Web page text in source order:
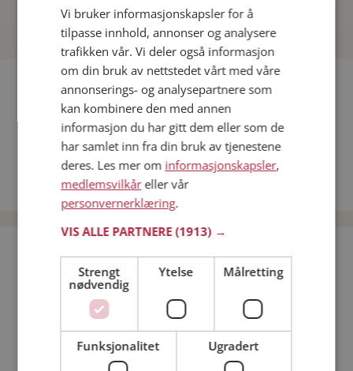
Fler single
Flere singlekvinner fra Sør-Odal :Lisalisa,Calmi, Landlig0
Menn fra Sør-Odal
Date kvinner i Norge
Date menn i Norge
Bli medlem gratis!
Jeg er en: Mann Kvinne
Min alder:
Vi bruker informasjonskapsler for å
tilpasse innhold, annonser og analysere
trafikken vår. Vi deler også informasjon
om din bruk av nettstedet vårt med våre
annonserings- og analysepartnere som
kan kombinere den med annen
informasjon du har gitt dem eller som de
har samlet inn fra din bruk av tjenestene
deres. Les mer om informasjonskapsler,
medlemsvilkåreller vår
personvernerklæring.
VIS ALLE PARTNERE(1913) →
Strengt
nødvendig
Ytelse Målretting
Funksjonalitet Ugradert